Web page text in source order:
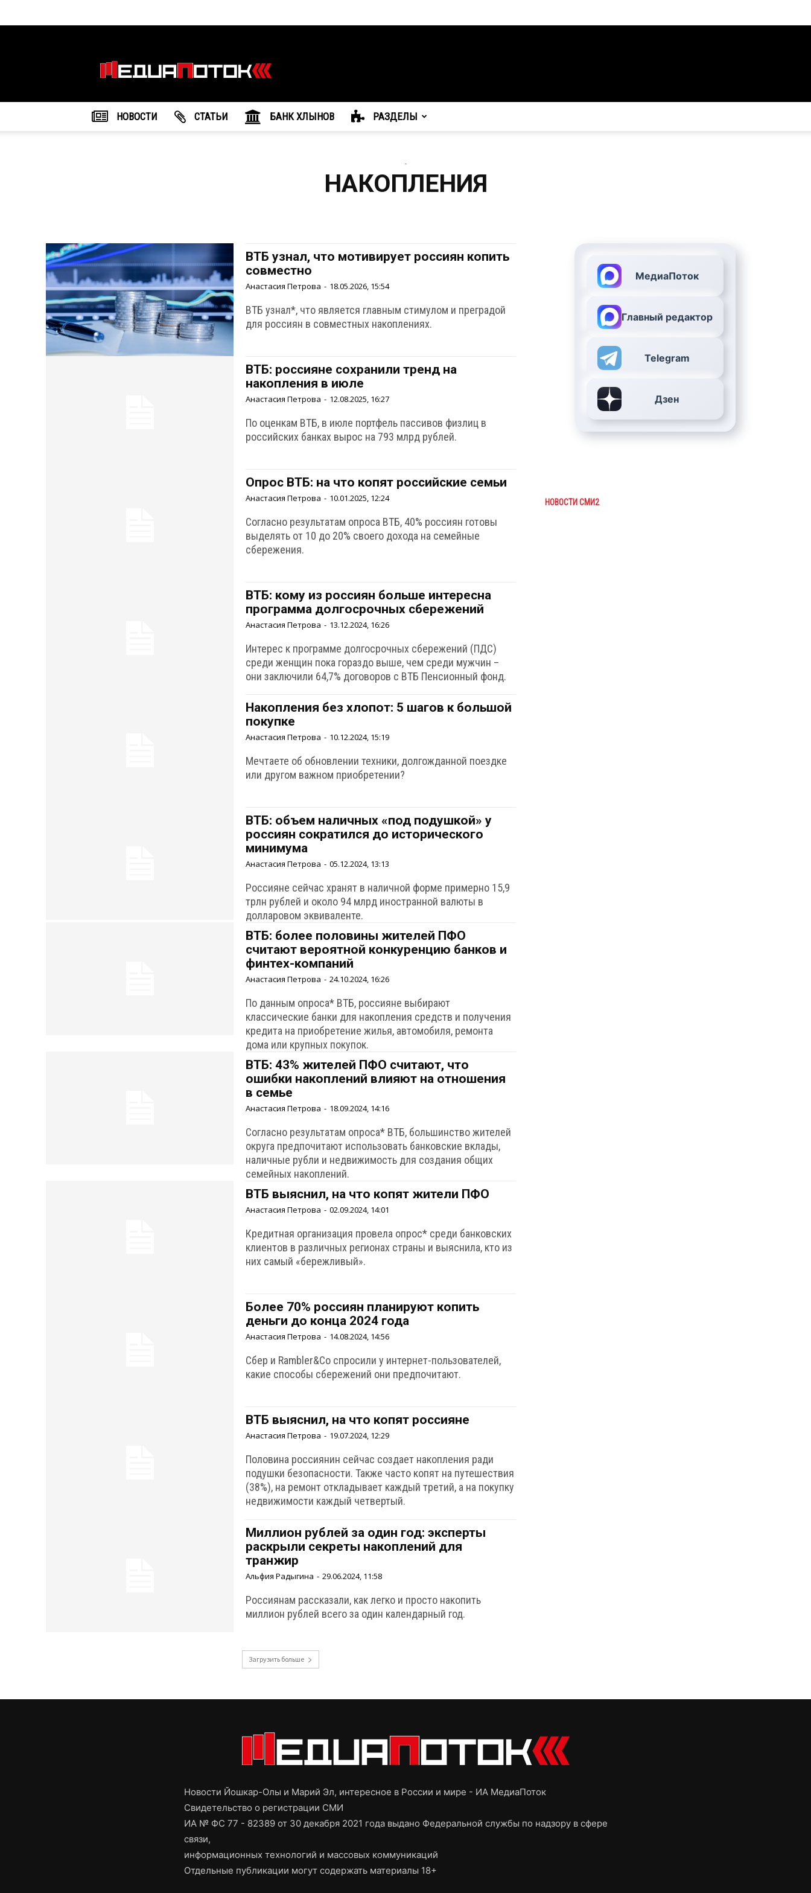
агентство
"МедиаПоток"
НОВОСТИ CТАТЬИ БАНК ХЛЫНОВ РАЗДЕЛЫ
-
НАКОПЛЕНИЯ
ВТБ узнал, что мотивирует россиян копить
совместно
Анастасия Петрова - 18.05.2026, 15:54
ВТБ узнал*, что является главным стимулом и преградой
для россиян в совместных накоплениях.
ВТБ: россияне сохранили тренд на
накопления в июле
Анастасия Петрова - 12.08.2025, 16:27
По оценкам ВТБ, в июле портфель пассивов физлиц в
российских банках вырос на 793 млрд рублей.
Опрос ВТБ: на что копят российские семьи
Анастасия Петрова - 10.01.2025, 12:24
Согласно результатам опроса ВТБ, 40% россиян готовы
выделять от 10 до 20% своего дохода на семейные
сбережения.
ВТБ: кому из россиян больше интересна
программа долгосрочных сбережений
Анастасия Петрова - 13.12.2024, 16:26
Интерес к программе долгосрочных сбережений (ПДС)
среди женщин пока гораздо выше, чем среди мужчин –
они заключили 64,7% договоров с ВТБ Пенсионный фонд.
Накопления без хлопот: 5 шагов к большой
покупке
Анастасия Петрова - 10.12.2024, 15:19
Мечтаете об обновлении техники, долгожданной поездке
или другом важном приобретении?
ВТБ: объем наличных «под подушкой» у
россиян сократился до исторического
минимума
Анастасия Петрова - 05.12.2024, 13:13
Россияне сейчас хранят в наличной форме примерно 15,9
трлн рублей и около 94 млрд иностранной валюты в
долларовом эквиваленте.
ВТБ: более половины жителей ПФО
считают вероятной конкуренцию банков и
финтех-компаний
Анастасия Петрова - 24.10.2024, 16:26
По данным опроса* ВТБ, россияне выбирают
классические банки для накопления средств и получения
кредита на приобретение жилья, автомобиля, ремонта
дома или крупных покупок.
ВТБ: 43% жителей ПФО считают, что
ошибки накоплений влияют на отношения
в семье
Анастасия Петрова - 18.09.2024, 14:16
Согласно результатам опроса* ВТБ, большинство жителей
округа предпочитают использовать банковские вклады,
наличные рубли и недвижимость для создания общих
семейных накоплений.
ВТБ выяснил, на что копят жители ПФО
Анастасия Петрова - 02.09.2024, 14:01
Кредитная организация провела опрос* среди банковских
клиентов в различных регионах страны и выяснила, кто из
них самый «бережливый».
Более 70% россиян планируют копить
деньги до конца 2024 года
Анастасия Петрова - 14.08.2024, 14:56
Сбер и Rambler&Co спросили у интернет-пользователей,
какие способы сбережений они предпочитают.
ВТБ выяснил, на что копят россияне
Анастасия Петрова - 19.07.2024, 12:29
Половина россиянин сейчас создает накопления ради
подушки безопасности. Также часто копят на путешествия
(38%), на ремонт откладывает каждый третий, а на покупку
недвижимости каждый четвертый.
Миллион рублей за один год: эксперты
раскрыли секреты накоплений для
транжир
Альфия Радыгина - 29.06.2024, 11:58
Россиянам рассказали, как легко и просто накопить
миллион рублей всего за один календарный год.
Загрузить больше
МедиаПоток
Главный редактор
Telegram
Дзен
НОВОСТИ СМИ2
Новости Йошкар-Олы и Марий Эл, интересное в России и мире - ИА МедиаПоток
Свидетельство о регистрации СМИ
ИА № ФС 77 - 82389 от 30 декабря 2021 года выдано Федеральной службы по надзору в сфере
связи,
информационных технологий и массовых коммуникаций
Отдельные публикации могут содержать материалы 18+